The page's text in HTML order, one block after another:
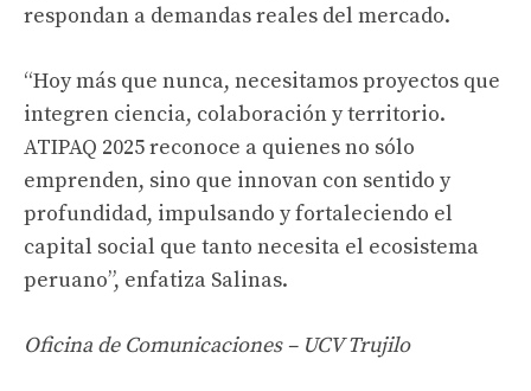
respondan a demandas reales del mercado.
“Hoy más que nunca, necesitamos proyectos que
integren ciencia, colaboración y territorio.
ATIPAQ 2025 reconoce a quienes no sólo
emprenden, sino que innovan con sentido y
profundidad, impulsando y fortaleciendo el
capital social que tanto necesita el ecosistema
peruano”, enfatiza Salinas.
Oficina de Comunicaciones – UCV Trujilo